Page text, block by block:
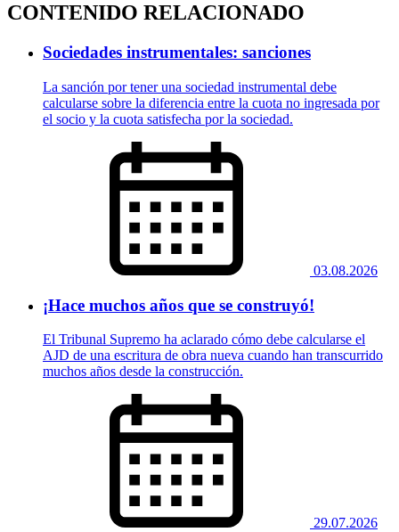
CONTENIDO RELACIONADO
Sociedades instrumentales: sanciones
La sanción por tener una sociedad instrumental debe
calcularse sobre la diferencia entre la cuota no ingresada por
el socio y la cuota satisfecha por la sociedad.
03.08.2026
¡Hace muchos años que se construyó!
El Tribunal Supremo ha aclarado cómo debe calcularse el
AJD de una escritura de obra nueva cuando han transcurrido
muchos años desde la construcción.
29.07.2026